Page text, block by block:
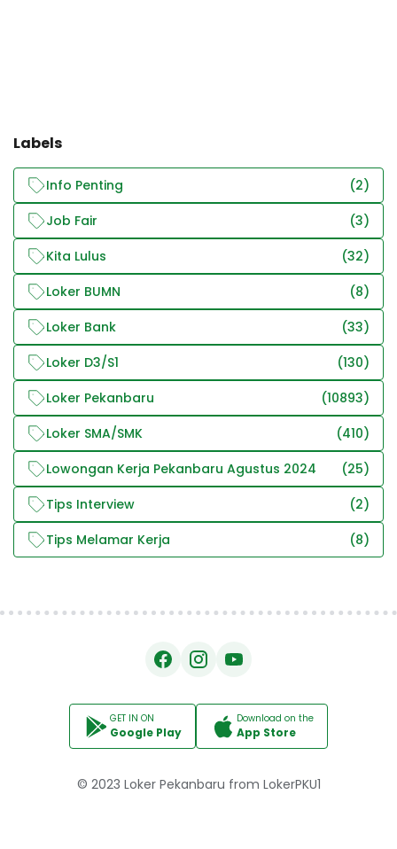
Labels
Info Penting
(2)
Job Fair
(3)
Kita Lulus
(32)
Loker BUMN
(8)
Loker Bank
(33)
Loker D3/S1
(130)
Loker Pekanbaru
(10893)
Loker SMA/SMK
(410)
Lowongan Kerja Pekanbaru Agustus 2024
(25)
Tips Interview
(2)
Tips Melamar Kerja
(8)
GET IN ON
Google Play
Download on the
App Store
© 2023 Loker Pekanbaru from LokerPKU1